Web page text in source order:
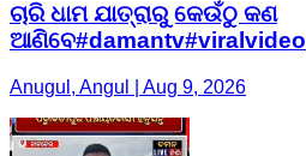
ଚାରି ଧାମ ଯାତ୍ରାରୁ କେଉଁଠୁ କଣ
ଆଣିବେ#damantv#viralvideo
Anugul, Angul | Aug 9, 2026